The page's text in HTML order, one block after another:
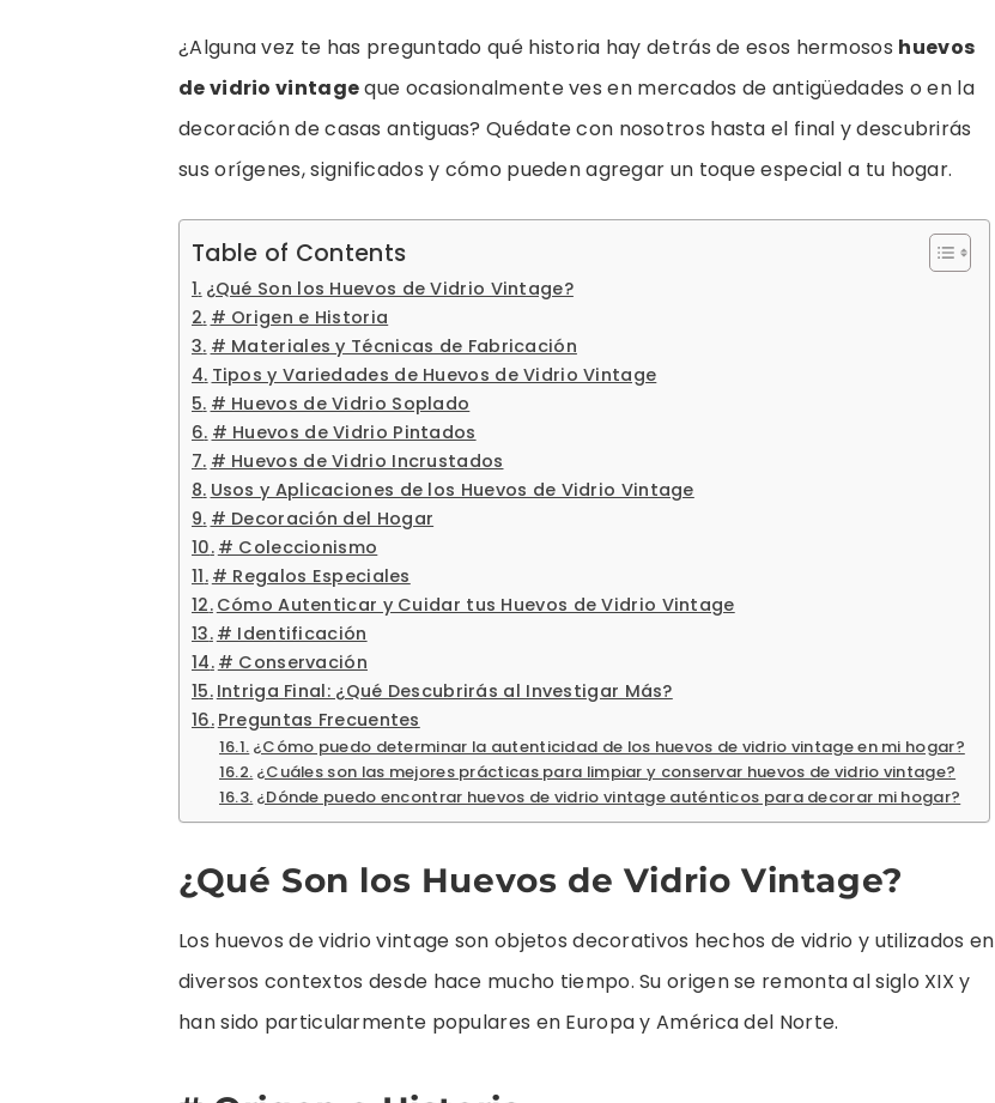
¿Alguna vez te has preguntado qué historia hay detrás de esos hermosos huevos
de vidrio vintageque ocasionalmente ves en mercados de antigüedades o en la
decoración de casas antiguas? Quédate con nosotros hasta el final y descubrirás
sus orígenes, significados y cómo pueden agregar un toque especial a tu hogar.
Table of Contents
¿Qué Son los Huevos de Vidrio Vintage?
# Origen e Historia
# Materiales y Técnicas de Fabricación
Tipos y Variedades de Huevos de Vidrio Vintage
# Huevos de Vidrio Soplado
# Huevos de Vidrio Pintados
# Huevos de Vidrio Incrustados
Usos y Aplicaciones de los Huevos de Vidrio Vintage
# Decoración del Hogar
# Coleccionismo
# Regalos Especiales
Cómo Autenticar y Cuidar tus Huevos de Vidrio Vintage
# Identificación
# Conservación
Intriga Final: ¿Qué Descubrirás al Investigar Más?
Preguntas Frecuentes
¿Cómo puedo determinar la autenticidad de los huevos de vidrio vintage en mi hogar?
¿Cuáles son las mejores prácticas para limpiar y conservar huevos de vidrio vintage?
¿Dónde puedo encontrar huevos de vidrio vintage auténticos para decorar mi hogar?
¿Qué Son los Huevos de Vidrio Vintage?
Los huevos de vidrio vintage son objetos decorativos hechos de vidrio y utilizados en
diversos contextos desde hace mucho tiempo. Su origen se remonta al siglo XIX y
han sido particularmente populares en Europa y América del Norte.